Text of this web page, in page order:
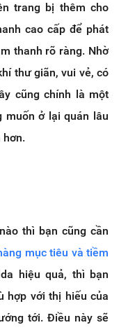
trang bị thêm cho
cao cấp để phát
thanh rõ ràng. Nhờ
thư giãn, vui vẻ, có
cũng chính là một
muốn ở lại quán lâu
hơn.
thì bạn cũng cần
mục tiêu và tiềm
hiệu quả, thì bạn
hợp với thị hiếu của
tới. Điều này sẽ